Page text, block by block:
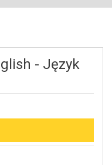
- Język